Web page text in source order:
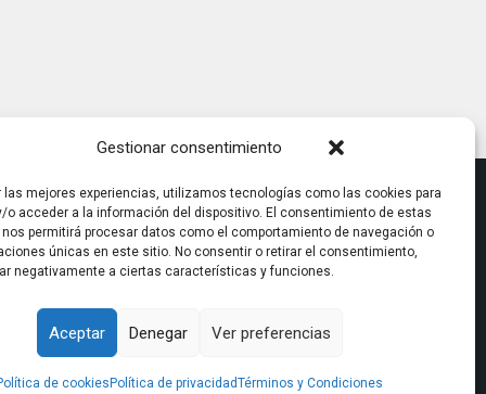
Gestionar consentimiento
las mejores experiencias, utilizamos tecnologías como las cookies para
o acceder a la información del dispositivo. El consentimiento de estas
permitirá procesar datos como el comportamiento de navegación o
únicas en este sitio. No consentir o retirar el consentimiento,
negativamente a ciertas características y funciones.
Aceptar Denegar Ver preferencias
de cookies Política de privacidadTérminos y Condiciones
Sede Central
Bulevar Marie Curie, Urb. Cerrado del